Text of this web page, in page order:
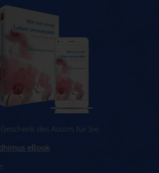
Geschenk des Autors für Sie.
eBook